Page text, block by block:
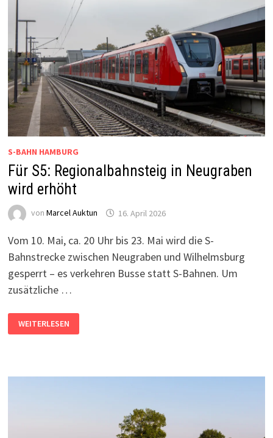
S-BAHN HAMBURG
Für S5: Regionalbahnsteig in Neugraben
wird erhöht
von Marcel Auktun 16. April 2026
Vom 10. Mai, ca. 20 Uhr bis 23. Mai wird die S-
Bahnstrecke zwischen Neugraben und Wilhelmsburg
gesperrt – es verkehren Busse statt S-Bahnen. Um
zusätzliche …
S5:
REGIONALBAHNSTEIG
WEITERLESEN